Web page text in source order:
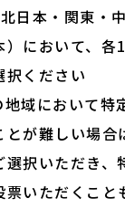
日本・関東・
）において、各
択ください
地域において特
とが難しい場合
選択いただき、
票いただくこと